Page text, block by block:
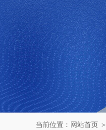
当前位置： 网站首页 ＞